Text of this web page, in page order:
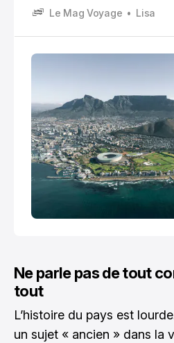
pas uniforme , où les erreurs
deux rues peuvent raconter
différentes.
Le Mag Voyage Lisa
Ne parle pas de tout
tout
L’histoire du pays est
un sujet « ancien » dans la